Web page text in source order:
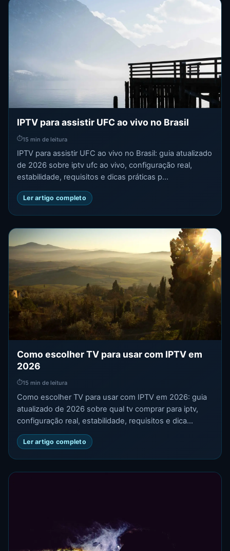
IPTV para assistir UFC ao vivo no Brasil
⏱15 min de leitura
IPTV para assistir UFC ao vivo no Brasil: guia atualizado
de 2026 sobre iptv ufc ao vivo, configuração real,
estabilidade, requisitos e dicas práticas p...
Ler artigo completo
Como escolher TV para usar com IPTV em
2026
⏱15 min de leitura
Como escolher TV para usar com IPTV em 2026: guia
atualizado de 2026 sobre qual tv comprar para iptv,
configuração real, estabilidade, requisitos e dica...
Ler artigo completo